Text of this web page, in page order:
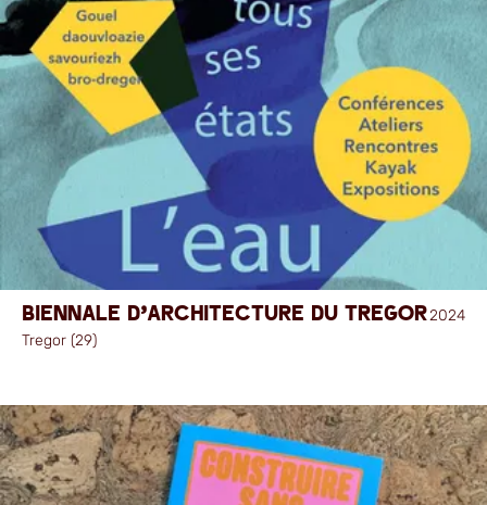
Biennale d'architecture du Tregor
Tregor (29)
2024